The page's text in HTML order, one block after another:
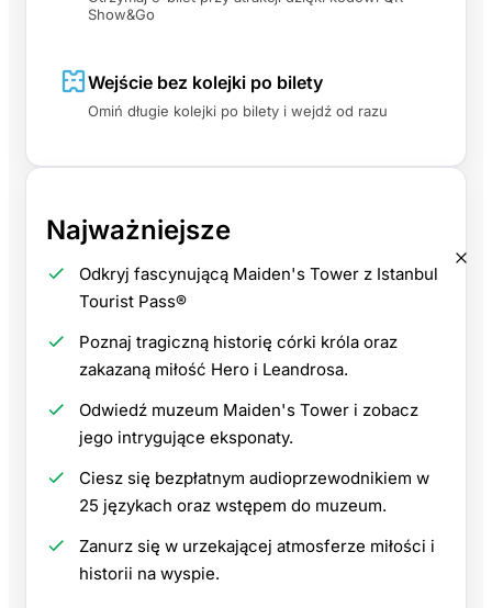
Show&Go
Wejście bez kolejki po bilety
Omiń długie kolejki po bilety i wejdź od razu
Najważniejsze
Odkryj fascynującą Maiden's Tower z Istanbul
Tourist Pass®
Poznaj tragiczną historię córki króla oraz
zakazaną miłość Hero i Leandrosa.
Odwiedź muzeum Maiden's Tower i zobacz
jego intrygujące eksponaty.
Ciesz się bezpłatnym audioprzewodnikiem w
25 językach oraz wstępem do muzeum.
Zanurz się w urzekającej atmosferze miłości i
historii na wyspie.